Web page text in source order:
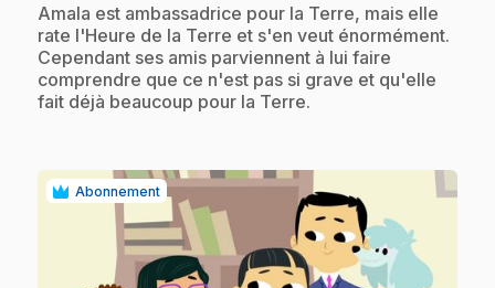
.Amala est ambassadrice pour la Terre, mais elle
rate l'Heure de la Terre et s'en veut énormément.
Cependant ses amis parviennent à lui faire
comprendre que ce n'est pas si grave et qu'elle
fait déjà beaucoup pour la Terre.
Abonnement